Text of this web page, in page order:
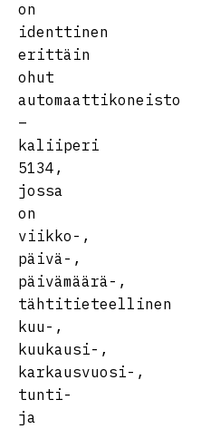
on
identtinen
erittäin
ohut
automaattikoneisto
–
kaliiperi
5134,
jossa
on
viikko-,
päivä-,
päivämäärä-,
tähtitieteellinen
kuu-,
kuukausi-,
karkausvuosi-,
tunti-
ja